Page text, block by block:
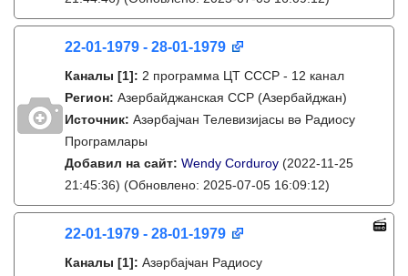
22-01-1979 - 28-01-1979
Каналы [1]: 2 программа ЦТ СССР - 12 канал
Регион: Азербайджанская ССР (Азербайджан)
Источник: Азәрбајҹан Телевизијасы вә Радиосу
Програмлары
Добавил на сайт: Wendy Corduroy (2022-11-25
21:45:36) (Обновлено: 2025-07-05 16:09:12)
22-01-1979 - 28-01-1979
Каналы [1]: Азәрбајҹан Радиосу